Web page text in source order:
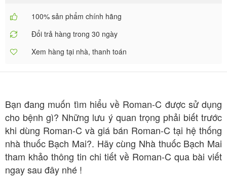
100% sản phẩm chính hãng
Đổi trả hàng trong 30 ngày
Xem hàng tại nhà, thanh toán
Bạn đang muốn tìm hiểu về Roman-C được sử dụng
cho bệnh gì? Những lưu ý quan trọng phải biết trước
khi dùng Roman-C và giá bán Roman-C tại hệ thống
nhà thuốc Bạch Mai?. Hãy cùng Nhà thuốc Bạch Mai
tham khảo thông tin chi tiết về Roman-C qua bài viết
ngay sau đây nhé !